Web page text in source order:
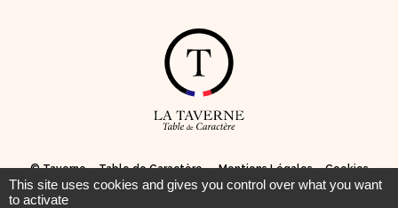
© Taverne – Table de Caractère —Mentions Légales–Cookies
This site uses cookies and gives you control over what you want
to activate